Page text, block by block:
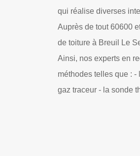
qui réalise diverses
Auprès de tout 60600
de toiture à Breuil Le
Ainsi, nos experts en
méthodes telles que : -
gaz traceur - la sonde